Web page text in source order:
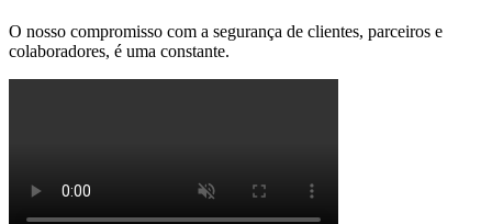
O nosso compromisso com a segurança de clientes, parceiros e
colaboradores, é uma constante.